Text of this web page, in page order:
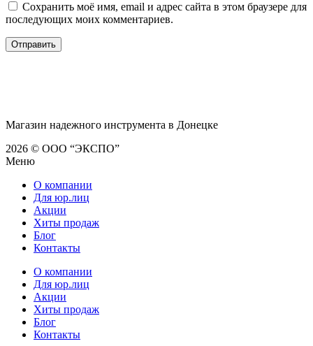
Сохранить моё имя, email и адрес сайта в этом браузере для
последующих моих комментариев.
Магазин надежного инструмента в Донецке
2026 © ООО “ЭКСПО”
Меню
О компании
Для юр.лиц
Акции
Хиты продаж
Блог
Контакты
О компании
Для юр.лиц
Акции
Хиты продаж
Блог
Контакты